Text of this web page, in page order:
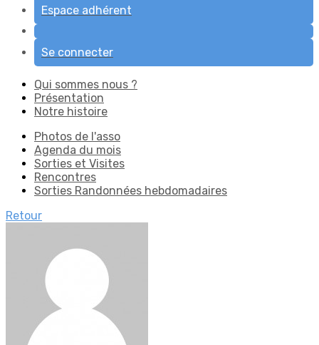
Espace adhérent
Se connecter
Qui sommes nous ?
Présentation
Notre histoire
Photos de l'asso
Agenda du mois
Sorties et Visites
Rencontres
Sorties Randonnées hebdomadaires
Retour